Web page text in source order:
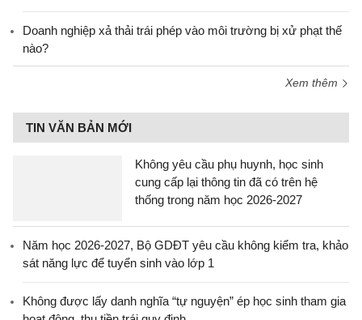
Doanh nghiệp xả thải trái phép vào môi trường bị xử phạt thế
nào?
Xem thêm
TIN VĂN BẢN MỚI
Không yêu cầu phụ huynh, học sinh
cung cấp lại thông tin đã có trên hệ
thống trong năm học 2026-2027
Năm học 2026-2027, Bộ GDĐT yêu cầu không kiểm tra, khảo
sát năng lực để tuyển sinh vào lớp 1
Không được lấy danh nghĩa “tự nguyện” ép học sinh tham gia